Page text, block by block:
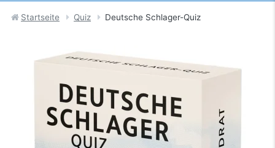
Startseite Quiz Deutsche Schlager-Quiz